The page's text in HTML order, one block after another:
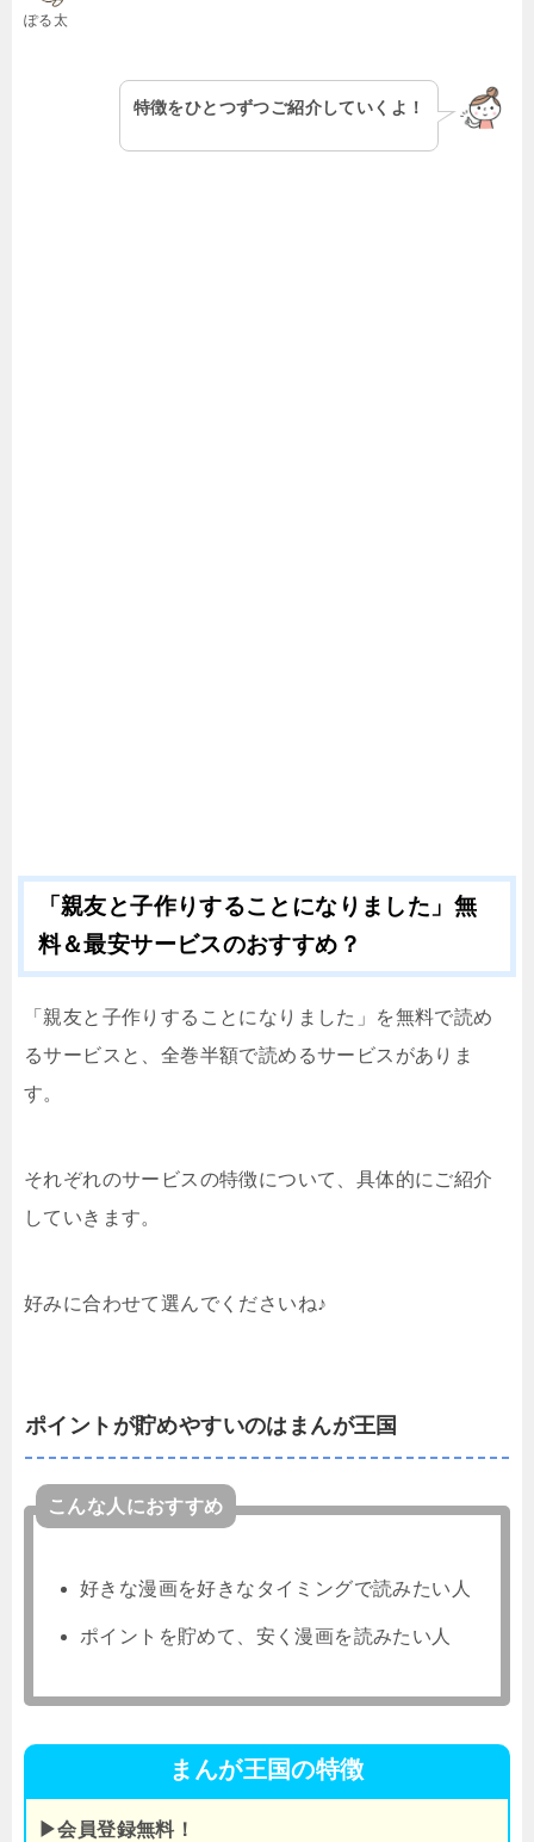
ぽる太
特徴をひとつずつご紹介していくよ！
「親友と子作りすることになりました」無
料＆最安サービスのおすすめ？
「親友と子作りすることになりました」を無料で読め
るサービスと、全巻半額で読めるサービスがありま
す。
それぞれのサービスの特徴について、具体的にご紹介
していきます。
好みに合わせて選んでくださいね♪
ポイントが貯めやすいのはまんが王国
こんな人におすすめ
好きな漫画を好きなタイミングで読みたい人
ポイントを貯めて、安く漫画を読みたい人
まんが王国の特徴
▶会員登録無料！